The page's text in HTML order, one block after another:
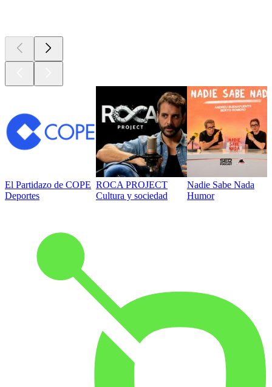
El Partidazo de COPE
Deportes
ROCA PROJECT
Cultura y sociedad
Nadie Sabe Nada
Humor